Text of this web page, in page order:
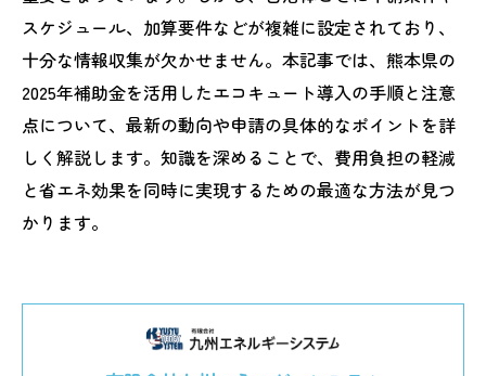
スケジュール、加算要件などが複雑に設定されており、
十分な情報収集が欠かせません。本記事では、熊本県の
2025年補助金を活用したエコキュート導入の手順と注意
点について、最新の動向や申請の具体的なポイントを詳
しく解説します。知識を深めることで、費用負担の軽減
と省エネ効果を同時に実現するための最適な方法が見つ
かります。